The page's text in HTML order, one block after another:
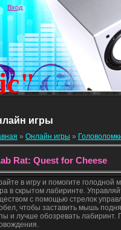
Вход
игры
» Онлайн игры »
Rat: Quest for Cheese
в игру и помогите голодной
в скрытом лабиринте.
с помощью стрелок
чтобы заставить мышь
и лучше обозревать лабиринт.